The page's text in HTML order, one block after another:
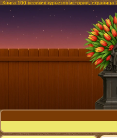
Книга 100 великих курьезов истории,